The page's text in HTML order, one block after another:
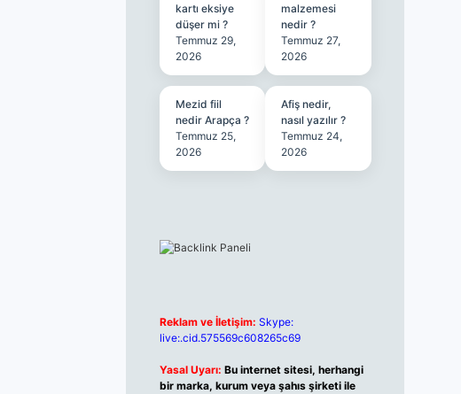
kartı eksiye
düşer mi ?
Temmuz 29,
2026
malzemesi
nedir ?
Temmuz 27,
2026
Mezid fiil
nedir Arapça ?
Temmuz 25,
2026
Afiş nedir,
nasıl yazılır ?
Temmuz 24,
2026
Reklam ve İletişim: Skype:
live:.cid.575569c608265c69
Yasal Uyarı: Bu internet sitesi, herhangi
bir marka, kurum veya şahıs şirketi ile